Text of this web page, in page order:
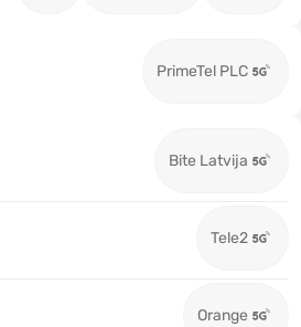
PrimeTel PLC
Bite Latvija
Tele2
Orange